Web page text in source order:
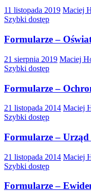
11 listopada 2019 Maciej
Szybki dostęp
Formularze –
21 sierpnia 2019 Maciej
Szybki dostęp
Formularze –
21 listopada 2014 Maciej
Szybki dostęp
Formularze –
21 listopada 2014 Maciej
Szybki dostęp
Formularze –